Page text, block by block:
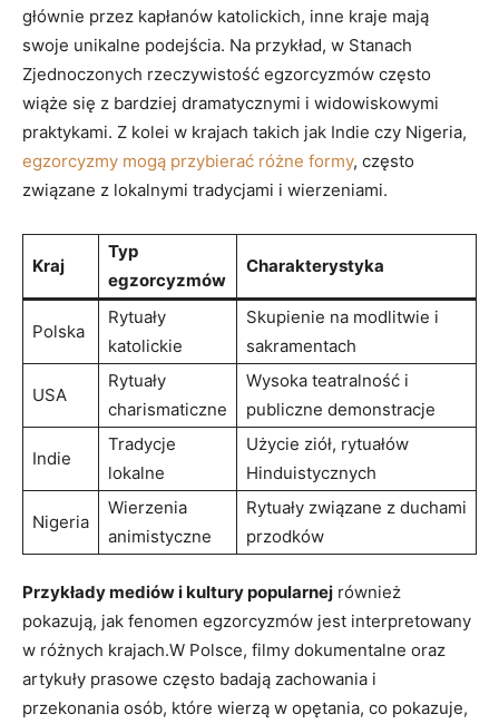
głównie ‌przez ⁢kapłanów katolickich, inne kraje mają ​
swoje unikalne ​podejścia. Na przykład, w Stanach
Zjednoczonych‍ rzeczywistość egzorcyzmów ⁣często⁣
wiąże ‌się z​ bardziej dramatycznymi i widowiskowymi
praktykami. Z ⁤kolei w krajach ⁣takich jak Indie czy Nigeria,
egzorcyzmy mogą przybierać różne formy, często
związane z lokalnymi ⁤tradycjami i wierzeniami.
Kraj
Typ
egzorcyzmów
Charakterystyka
Polska
Rytuały
katolickie
Skupienie ‌na modlitwie i
sakramentach
USA
Rytuały
‍charismaticzne
Wysoka teatralność i
publiczne demonstracje
Indie
Tradycje
lokalne
Użycie ziół, rytuałów
Hinduistycznych
Nigeria
Wierzenia
animistyczne
Rytuały ‍związane z duchami
przodków
Przykłady mediów i​ kultury popularnej również
pokazują, jak fenomen egzorcyzmów jest interpretowany⁤
w różnych krajach.W ⁣Polsce, filmy dokumentalne oraz
artykuły prasowe często ‌badają zachowania i
przekonania ⁣osób,‌ które wierzą w opętania, co pokazuje,